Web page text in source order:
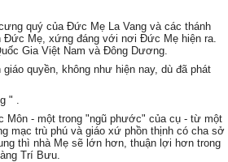
quý của Đức Mẹ La Vang và các thánh
Đức Mẹ, xứng đáng với nơi Đức Mẹ hiện ra.
Gia Việt Nam và Đông Dương.
quyền, không như hiện nay, dù đã phát
" .
Môn - một trong "ngũ phước" của cụ - từ một
mạc trù phú và giáo xứ phồn thịnh có cha sở
thì nhà Mẹ sẽ lớn hơn, thuận lợi hơn trong
Trí Bưu.